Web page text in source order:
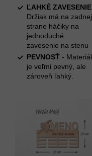
ĽAHKÉ ZAVESENIE
Držiak má na zadnej
strane háčiky na
jednoduché
zavesenie na stenu
PEVNOSŤ - Materiál
je veľmi pevný, ale
zároveň ľahký.